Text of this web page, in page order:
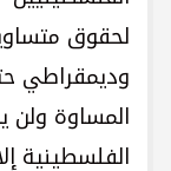
لحقوق
وديمقراطي
المساوة ولن
الفلسطينية